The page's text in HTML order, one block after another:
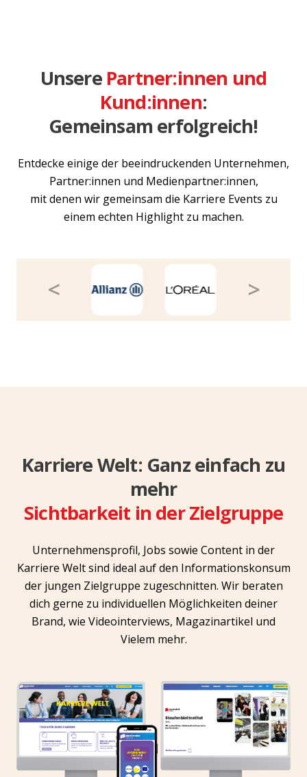
Unsere Partner:innen und
Kund:innen:
Gemeinsam erfolgreich!
Entdecke einige der beeindruckenden Unternehmen,
Partner:innen und Medienpartner:innen,
mit denen wir gemeinsam die Karriere Events zu
einem echten Highlight zu machen.
<
Previous >
Next
Karriere Welt: Ganz einfach zu
mehr
Sichtbarkeit in der Zielgruppe
Unternehmensprofil, Jobs sowie Content in der
Karriere Welt sind ideal auf den Informationskonsum
der jungen Zielgruppe zugeschnitten. Wir beraten
dich gerne zu individuellen Möglichkeiten deiner
Brand, wie Videointerviews, Magazinartikel und
Vielem mehr.